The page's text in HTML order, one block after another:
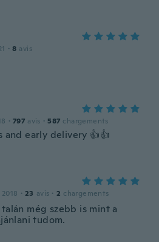
· 8 avis
· 797 avis · 587 chargements
and early delivery 👍👍
· 23 avis · 2 chargements
még szebb is mint a
tudom.